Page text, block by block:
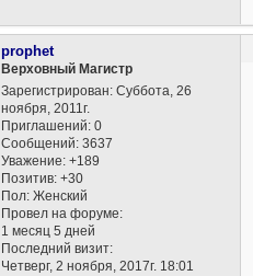
prophet
Верховный Магистр
Зарегистрирован: Суббота, 26
ноября, 2011г.
Приглашений: 0
Сообщений: 3637
Уважение: +189
Позитив: +30
Пол: Женский
Провел на форуме:
1 месяц 5 дней
Последний визит:
Четверг, 2 ноября, 2017г. 18:01